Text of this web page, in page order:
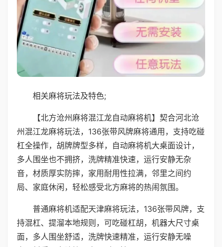
相关麻将玩法及特色;
【北方沧州麻将混江龙自动麻将机】契合河北沧
州混江龙麻将玩法，136张带风牌麻将通用，支持吃碰
杠全操作，胡牌牌型多样，自动麻将机大桌面设计，
多人围坐也不拥挤，洗牌精准快速，运行安静无杂
音，材质厚实防摔，家用耐用性拉满，邻里之间约
局、家庭休闲，轻松感受北方麻将的热闹氛围。
普通麻将机适配天津麻将玩法，136张带风牌，支
持混杠、提溜本地规则，可吃碰杠胡，机器大尺寸桌
面，多人围坐舒适，洗牌快速精准，运行安静无噪